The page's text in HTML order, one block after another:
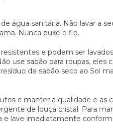
água sanitária. Não lavar a
Nunca puxe o fio.
e podem ser
use sabão para roupas, eles
de sabão seco ao Sol
e manter a qualidade e as
de louça cristal. Para
e lave imediatamente